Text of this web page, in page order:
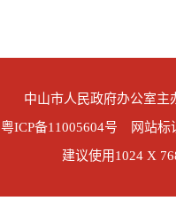
中山市人民政府办公室
粤ICP备11005604号 网站标
建议使用1024 X